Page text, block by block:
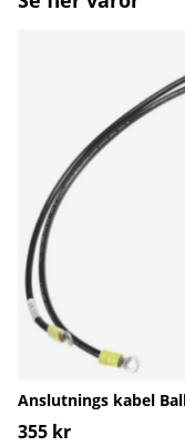
Anslutnings kabel
355 kr